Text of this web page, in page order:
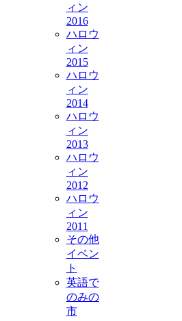
ィン
2016
ハロウ
ィン
2015
ハロウ
ィン
2014
ハロウ
ィン
2013
ハロウ
ィン
2012
ハロウ
ィン
2011
その他
イベン
ト
英語で
のみの
市